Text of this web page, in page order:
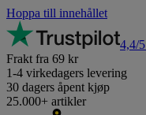
Hoppa till innehållet
4,4/5
Frakt fra 69 kr
1-4 virkedagers levering
30 dagers åpent kjøp
25.000+ artikler